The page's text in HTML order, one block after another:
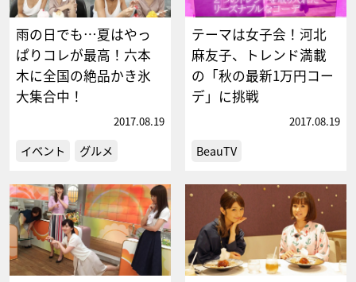
雨の日でも…夏はやっ
ぱりコレが最高！六本
木に全国の絶品かき氷
大集合中！
2017.08.19
イベント グルメ
テーマは女子会！河北
麻友子、トレンド満載
の「秋の最新1万円コー
デ」に挑戦
2017.08.19
BeauTV